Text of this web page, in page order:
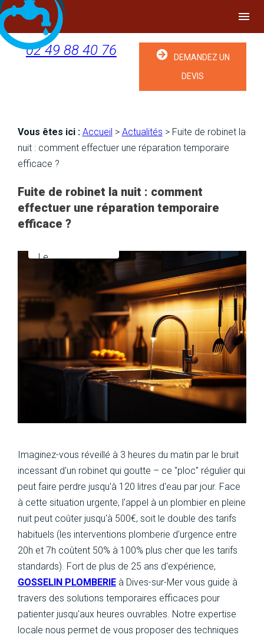
menu
02 49 88 40 76
DEMANDEZ UN
DEVIS
Vous êtes ici : Accueil > Actualités > Fuite de robinet la
nuit : comment effectuer une réparation temporaire
efficace ?
Fuite de robinet la nuit : comment
effectuer une réparation temporaire
efficace ?
Le
Imaginez-vous réveillé à 3 heures du matin par le bruit
incessant d'un robinet qui goutte – ce "ploc" régulier qui
peut faire perdre jusqu'à 120 litres d'eau par jour. Face
à cette situation urgente, l'appel à un plombier en pleine
nuit peut coûter jusqu'à 500€, soit le double des tarifs
habituels (les interventions plomberie d'urgence entre
20h et 7h coûtent 50% à 100% plus cher que les tarifs
standards). Fort de plus de 25 ans d'expérience,
GOSSELIN PLOMBERIEà Dives-sur-Mer vous guide à
travers des solutions temporaires efficaces pour
patienter jusqu'aux heures ouvrables. Notre expertise
locale nous permet de vous proposer des techniques
Panneau de gestion des cookies